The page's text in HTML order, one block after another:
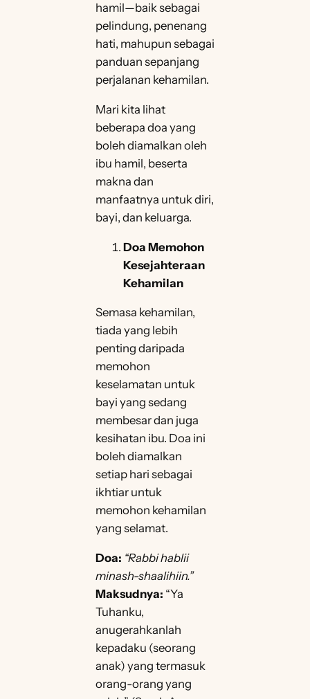
hamil—baik sebagai
pelindung, penenang
hati, mahupun sebagai
panduan sepanjang
perjalanan kehamilan.
Mari kita lihat
beberapa doa yang
boleh diamalkan oleh
ibu hamil, beserta
makna dan
manfaatnya untuk diri,
bayi, dan keluarga.
Doa Memohon
Kesejahteraan
Kehamilan
Semasa kehamilan,
tiada yang lebih
penting daripada
memohon
keselamatan untuk
bayi yang sedang
membesar dan juga
kesihatan ibu. Doa ini
boleh diamalkan
setiap hari sebagai
ikhtiar untuk
memohon kehamilan
yang selamat.
Doa: “Rabbi hablii
minash-shaalihiin.”
Maksudnya: “Ya
Tuhanku,
anugerahkanlah
kepadaku (seorang
anak) yang termasuk
orang-orang yang